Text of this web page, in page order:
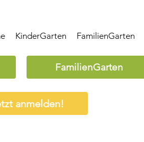
KinderGarten FamilienGarten
FamilienGarten
anmelden!